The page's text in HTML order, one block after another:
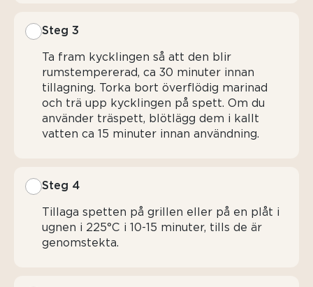
Steg 3
Ta fram kycklingen så att den blir
rumstempererad, ca 30 minuter innan
tillagning. Torka bort överflödig marinad
och trä upp kycklingen på spett. Om du
använder träspett, blötlägg dem i kallt
vatten ca 15 minuter innan användning.
Steg 4
Tillaga spetten på grillen eller på en plåt i
ugnen i 225°C i 10-15 minuter, tills de är
genomstekta.